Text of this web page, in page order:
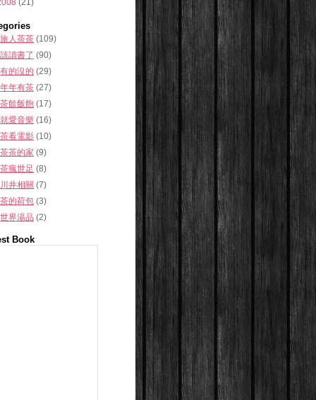
(21)
旅人茶茶 (109)
該讀書了 (90)
有的沒的 (29)
年年有茶 (27)
茶餘飯飽 (17)
就愛音樂 (16)
茶看電影 (10)
茶茶的家 (9)
茶瘋世足 (8)
川井相關 (7)
茶的荷包 (3)
世界湯品 (2)
Book